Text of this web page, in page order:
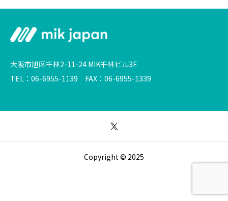
大阪市旭区千林2-11-24 MIK千林ビル3F
TEL：06-6955-1139 FAX：06-6955-1339
Copyright © 2025